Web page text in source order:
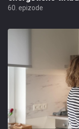
60. epizode